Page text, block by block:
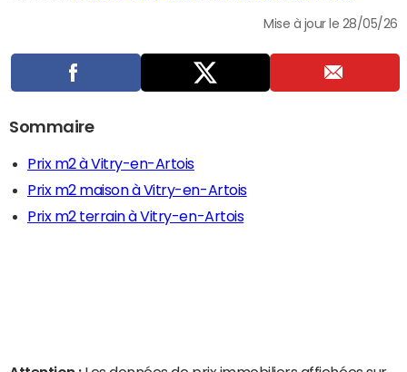
Mise à jour le 28/05/26
Sommaire
Prix m2 à Vitry-en-Artois
Prix m2 maison à Vitry-en-Artois
Prix m2 terrain à Vitry-en-Artois